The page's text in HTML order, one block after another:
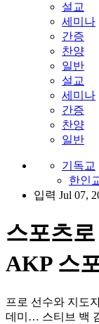
설교
세미나
간증
찬양
일반
설교
세미나
간증
찬양
일반
기독교
한인
입력 Jul 07,
스포츠
AKP 스
프로 선수와 지도
데미… 스티브 백